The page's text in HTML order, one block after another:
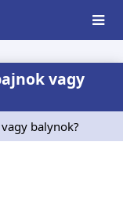
vagy
balynok?